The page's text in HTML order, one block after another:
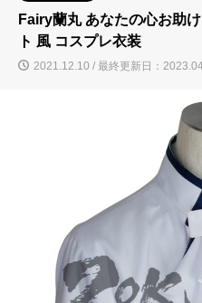
Fairy蘭丸 あなたの心お助
ト 風 コスプレ衣装
2021.12.10 / 最終更新日：